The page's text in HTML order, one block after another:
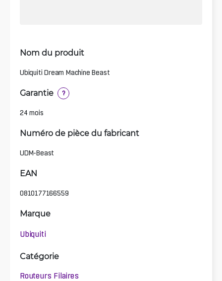
Nom du produit
Ubiquiti Dream Machine Beast
Garantie ?
24 mois
Numéro de pièce du fabricant
UDM-Beast
EAN
0810177166559
Marque
Ubiquiti
Catégorie
Routeurs Filaires